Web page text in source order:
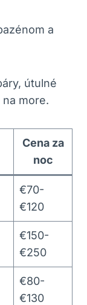
a
útulné
more.
Cena za
noc
€70-
€120
€150-
€250
€80-
€130